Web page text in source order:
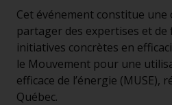
Cet événement constitue une
partager des expertises et
initiatives concrètes en
le Mouvement pour une
efficace de l’énergie (MUSE),
Québec.